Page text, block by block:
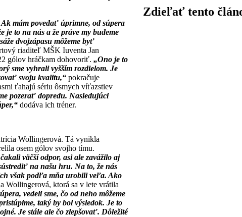
mám povedať úprimne, od súpera
je to na nás a že práve my budeme
dvojzápasu môžeme byť
riaditeľ MŠK Iuventa Jan
gólov hráčkam dohovoriť. „Ono je to
sme vyhrali vyšším rozdielom. Je
svoju kvalitu,“ pokračuje
ťahajú sériu ôsmych víťazstiev
pozerať dopredu. Nasledujúci
dodáva ich tréner.
Wollingerová. Tá vynikla
osem gólov svojho tímu.
väčší odpor, asi ale zavážilo aj
na našu hru. Na to, že nás
však podľa mňa urobili veľa. Ako
Wollingerová, ktorá sa v lete vrátila
vedeli sme, čo od neho môžeme
taký by bol výsledok. Je to
Je stále ale čo zlepšovať. Dôležité
Zdieľať tento